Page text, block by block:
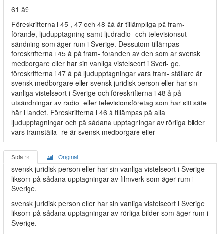
61 å9
Föreskrifterna i 45 , 47 och 48 åå är tillämpliga på fram-
förande, ljudupptagning samt ljudradio- och televisionsut-
sändning som äger rum i Sverige. Dessutom tillämpas
föreskrifterna i 45 å på fram- föranden av den som är svensk
medborgare eller har sin vanliga vistelseort i Sveri- ge,
föreskrifterna i 47 å på ljudupptagningar vars fram- ställare är
svensk medborgare eller svensk juridisk person eller har sin
vanliga vistelseort i Sverige och föreskrifterna i 48 å på
utsändningar av radio- eller televisionsföretag som har sitt säte
här i landet. Föreskrifterna i 46 å tillämpas på alla
ljudupptagningar och på sådana upptagningar av rörliga bilder
vars framställa- re är svensk medborgare eller
Sida 14 Original
svensk juridisk person eller har sin vanliga vistelseort i Sverige
liksom på sådana upptagningar av filmverk som äger rum i
Sverige.
svensk juridisk person eller har sin vanliga vistelseort i Sverige
liksom på sådana upptagningar av rörliga bilder som äger rum i
Sverige.